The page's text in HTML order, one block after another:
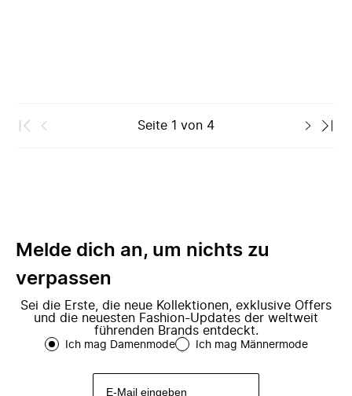
Seite 1 von 4
Melde dich an, um nichts zu
verpassen
Sei die Erste, die neue Kollektionen, exklusive Offers
und die neuesten Fashion-Updates der weltweit
führenden Brands entdeckt.
Ich mag Damenmode Ich mag Männermode